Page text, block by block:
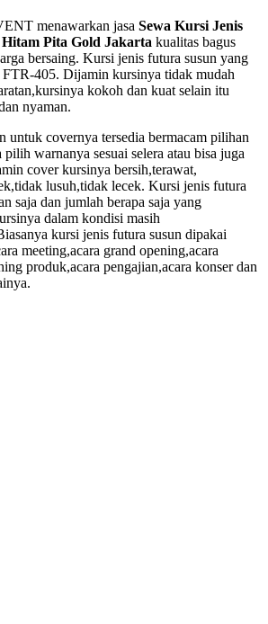
menawarkan jasa Sewa Kursi Jenis
Pita Gold Jakarta kualitas bagus
bersaing. Kursi jenis futura susun yang
405. Dijamin kursinya tidak mudah
kokoh dan kuat selain itu
nyaman.
untuk covernya tersedia bermacam pilihan
warnanya sesuai selera atau bisa juga
cover kursinya bersih,terawat,
lusuh,tidak lecek. Kursi jenis futura
saja dan jumlah berapa saja yang
dalam kondisi masih
kursi jenis futura susun dipakai
meeting,acara grand opening,acara
produk,acara pengajian,acara konser dan